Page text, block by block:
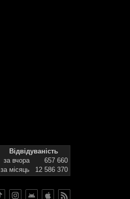
Відвідуваність
за вчора
657 660
за місяць
12 586 370